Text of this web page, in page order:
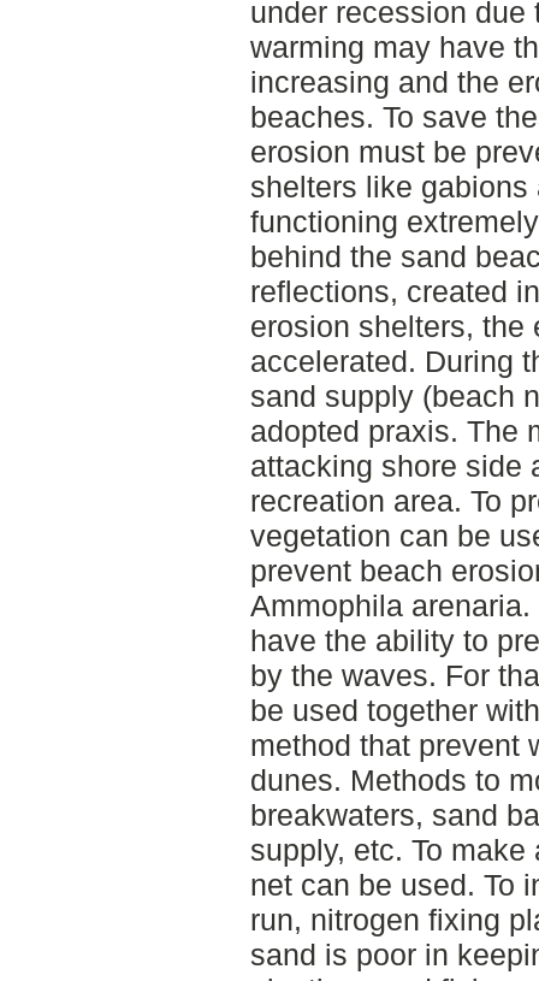
under recession due
warming may have
increasing and the
beaches. To save
erosion must be
shelters like
functioning
behind the sand
reflections, created
erosion shelters, the
accelerated. During
sand supply (beach
adopted praxis. The
attacking shore side
recreation area. To
vegetation can be
prevent beach
Ammophila
have the ability to
by the waves. For
be used together
method that prevent
dunes. Methods to
breakwaters, sand
supply, etc. To
net can be used. To
run, nitrogen fixing
sand is poor in